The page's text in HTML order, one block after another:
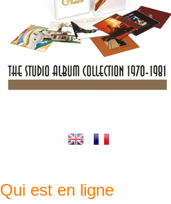
Qui est en ligne